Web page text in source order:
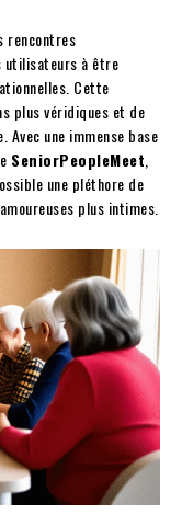
rencontres
utilisateurs à être
Cette
plus véridiques et de
Avec une immense base
SeniorPeopleMeet,
une pléthore de
plus intimes.